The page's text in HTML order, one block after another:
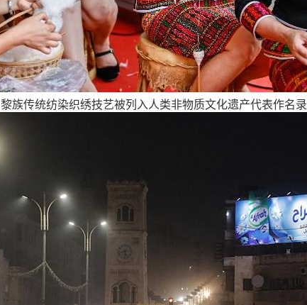
黎族传统纺染织绣技艺被列入人类非物质文化遗产代表作名录